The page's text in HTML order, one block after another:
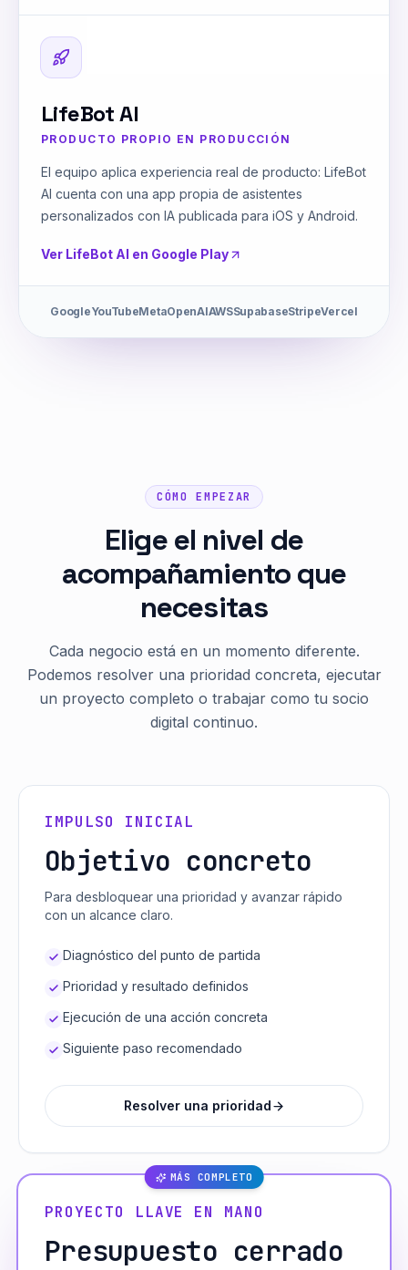
LifeBot AI
PRODUCTO PROPIO EN PRODUCCIÓN
El equipo aplica experiencia real de producto: LifeBot
AI cuenta con una app propia de asistentes
personalizados con IA publicada para iOS y Android.
Ver LifeBot AI en Google Play
GoogleYouTubeMetaOpenAIAWSSupabaseStripeVercel
CÓMO EMPEZAR
Elige el nivel de
acompañamiento que
necesitas
Cada negocio está en un momento diferente.
Podemos resolver una prioridad concreta, ejecutar
un proyecto completo o trabajar como tu socio
digital continuo.
IMPULSO INICIAL
Objetivo concreto
Para desbloquear una prioridad y avanzar rápido
con un alcance claro.
Diagnóstico del punto de partida
Prioridad y resultado definidos
Ejecución de una acción concreta
Siguiente paso recomendado
Resolver una prioridad
MÁS COMPLETO
PROYECTO LLAVE EN MANO
Presupuesto cerrado